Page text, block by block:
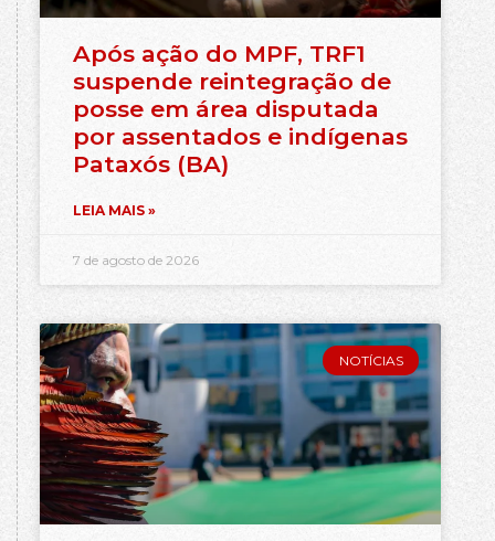
Após ação do MPF, TRF1
suspende reintegração de
posse em área disputada
por assentados e indígenas
Pataxós (BA)
LEIA MAIS »
7 de agosto de 2026
NOTÍCIAS